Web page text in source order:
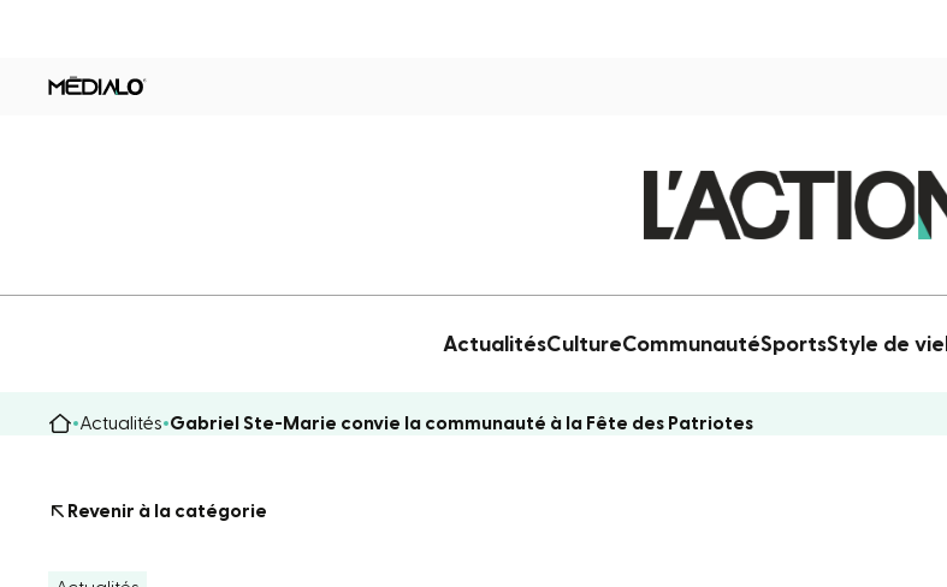
ActualitésCultureCommunautéSportsStyle de vie
Actualités Gabriel Ste-Marie convie la communauté à la Fête des Patriotes
Revenir à la catégorie